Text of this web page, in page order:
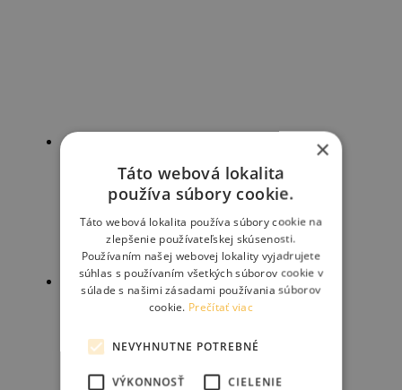
BLB x SQUID ram county lever
644.00€
Pridať do košíka
BLB x SQUID ed coating gloss black
×
Táto webová lokalita
používa súbory cookie.
Táto webová lokalita používa súbory cookie na
zlepšenie používateľskej skúsenosti.
Používaním našej webovej lokality vyjadrujete
súhlas s používaním všetkých súborov cookie v
súlade s našimi zásadami používania súborov
cookie. Prečítať viac
NEVYHNUTNE POTREBNÉ
VÝKONNOSŤ CIELENIE